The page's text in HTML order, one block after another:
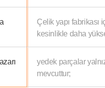
Çelik yapı fabrikası
kesinlikle daha
yedek parçalar
mevcuttur;